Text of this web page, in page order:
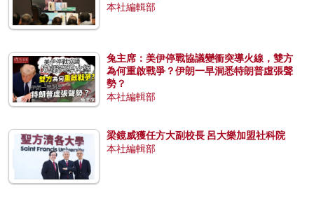
本社編輯部
兔主席：美伊停戰協議變衝突導火線，雙方
為何重啟戰爭？伊朗一早洞悉特朗普虛張聲
勢？
本社編輯部
梁鏡威獲任方大副校長 呂大樂加盟社科院
本社編輯部